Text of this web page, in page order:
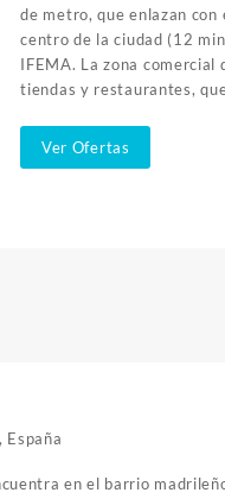
de metro, que enlazan
centro de la ciudad (12
IFEMA. La zona comercial
tiendas y restaurantes,
Ver Ofertas
en el barrio